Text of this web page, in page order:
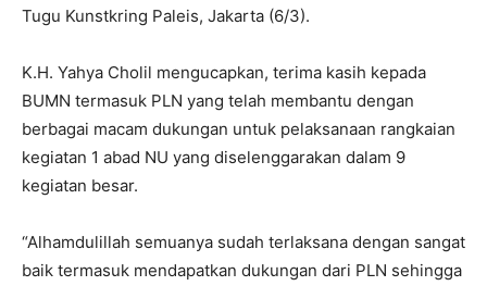
Tugu Kunstkring Paleis, Jakarta (6/3).
K.H. Yahya Cholil mengucapkan, terima kasih kepada
BUMN termasuk PLN yang telah membantu dengan
berbagai macam dukungan untuk pelaksanaan rangkaian
kegiatan 1 abad NU yang diselenggarakan dalam 9
kegiatan besar.
“Alhamdulillah semuanya sudah terlaksana dengan sangat
baik termasuk mendapatkan dukungan dari PLN sehingga